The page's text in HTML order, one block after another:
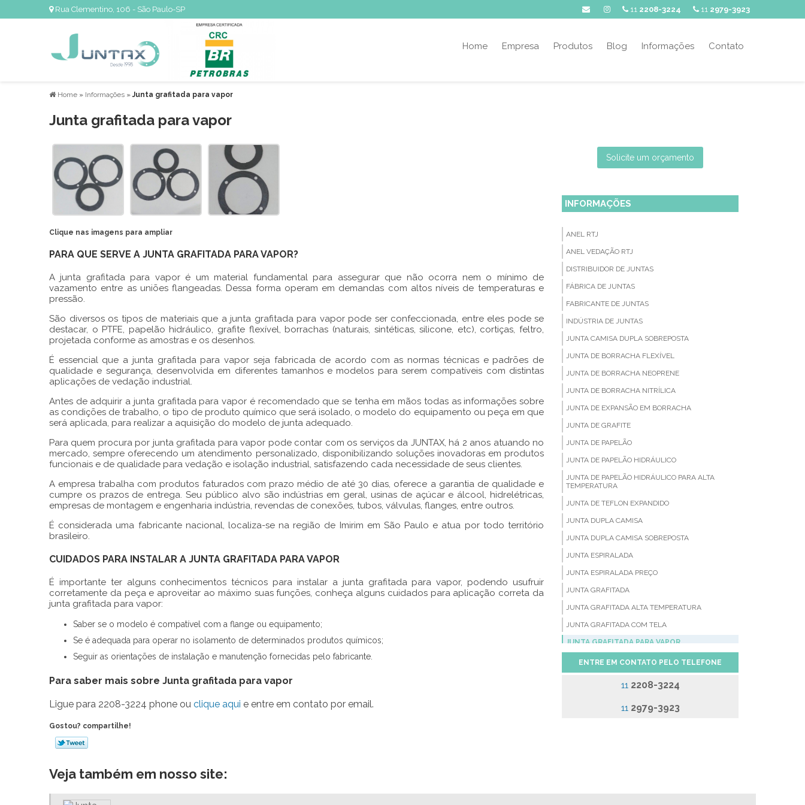
Rua Clementino, 106 - São Paulo-SP 11 2208-3224 11 2979-3923
Home Empresa Produtos Blog Informações Contato
Home » Informações »Junta grafitada para vapor
Junta grafitada para vapor
Clique nas imagens para ampliar
PARA QUE SERVE A JUNTA GRAFITADA PARA VAPOR?
A junta grafitada para vaporé um material fundamental para assegurar que não ocorra nem o mínimo de
vazamento entre as uniões flangeadas. Dessa forma operam em demandas com altos níveis de temperaturas e
pressão.
São diversos os tipos de materiais que a junta grafitada para vaporpode ser confeccionada, entre eles pode se
destacar, o PTFE, papelão hidráulico, grafite flexível, borrachas (naturais, sintéticas, silicone, etc), cortiças, feltro,
projetada conforme as amostras e os desenhos.
É essencial que a junta grafitada para vapor seja fabricada de acordo com as normas técnicas e padrões de
qualidade e segurança, desenvolvida em diferentes tamanhos e modelos para serem compatíveis com distintas
aplicações de vedação industrial.
Antes de adquirir a junta grafitada para vapor é recomendado que se tenha em mãos todas as informações sobre
as condições de trabalho, o tipo de produto químico que será isolado, o modelo do equipamento ou peça em que
será aplicada, para realizar a aquisição do modelo de junta adequado.
Para quem procura por junta grafitada para vapor pode contar com os serviços da JUNTAX, há 2 anos atuando no
mercado, sempre oferecendo um atendimento personalizado, disponibilizando soluções inovadoras em produtos
funcionais e de qualidade para vedação e isolação industrial, satisfazendo cada necessidade de seus clientes.
A empresa trabalha com produtos faturados com prazo médio de até 30 dias, oferece a garantia de qualidade e
cumpre os prazos de entrega. Seu público alvo são indústrias em geral, usinas de açúcar e álcool, hidrelétricas,
empresas de montagem e engenharia indústria, revendas de conexões, tubos, válvulas, flanges, entre outros.
É considerada uma fabricante nacional, localiza-se na região de Imirim em São Paulo e atua por todo território
brasileiro.
CUIDADOS PARA INSTALAR A JUNTA GRAFITADA PARA VAPOR
É importante ter alguns conhecimentos técnicos para instalar a junta grafitada para vapor, podendo usufruir
corretamente da peça e aproveitar ao máximo suas funções, conheça alguns cuidados para aplicação correta da
junta grafitada para vapor:
Saber se o modelo é compatível com a flange ou equipamento;
Se é adequada para operar no isolamento de determinados produtos químicos;
Seguir as orientações de instalação e manutenção fornecidas pelo fabricante.
Para saber mais sobre Junta grafitada para vapor
Ligue para 2208-3224 phone ou clique aqui e entre em contato por email.
Gostou? compartilhe!
Solicite um orçamento
INFORMAÇÕES
ANEL RTJ
ANEL VEDAÇÃO RTJ
DISTRIBUIDOR DE JUNTAS
FÁBRICA DE JUNTAS
FABRICANTE DE JUNTAS
INDÚSTRIA DE JUNTAS
JUNTA CAMISA DUPLA SOBREPOSTA
JUNTA DE BORRACHA FLEXÍVEL
JUNTA DE BORRACHA NEOPRENE
JUNTA DE BORRACHA NITRÍLICA
JUNTA DE EXPANSÃO EM BORRACHA
JUNTA DE GRAFITE
JUNTA DE PAPELÃO
JUNTA DE PAPELÃO HIDRÁULICO
JUNTA DE PAPELÃO HIDRÁULICO PARA ALTA
TEMPERATURA
JUNTA DE TEFLON EXPANDIDO
JUNTA DUPLA CAMISA
JUNTA DUPLA CAMISA SOBREPOSTA
JUNTA ESPIRALADA
JUNTA ESPIRALADA PREÇO
JUNTA GRAFITADA
JUNTA GRAFITADA ALTA TEMPERATURA
JUNTA GRAFITADA COM TELA
JUNTA GRAFITADA PARA VAPOR
JUNTA SERRILHADA
JUNTAS DE FIBRA CERÂMICA
ENTRE EM CONTATO PELO TELEFONE
11 2208-3224
11 2979-3923
Veja também em nosso site: